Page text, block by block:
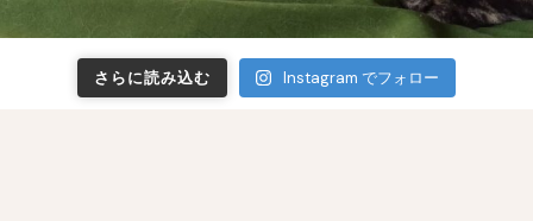
さらに読み込む Instagram でフォロー